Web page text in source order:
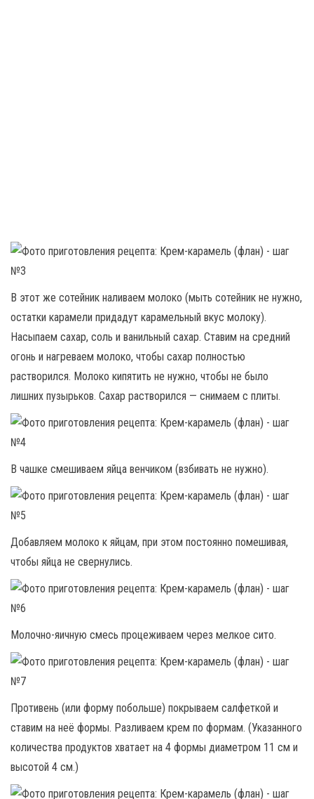
В этот же сотейник наливаем молоко (мыть сотейник не нужно,
остатки карамели придадут карамельный вкус молоку).
Насыпаем сахар, соль и ванильный сахар. Ставим на средний
огонь и нагреваем молоко, чтобы сахар полностью
растворился. Молоко кипятить не нужно, чтобы не было
лишних пузырьков. Сахар растворился — снимаем с плиты.
В чашке смешиваем яйца венчиком (взбивать не нужно).
Добавляем молоко к яйцам, при этом постоянно помешивая,
чтобы яйца не свернулись.
Молочно-яичную смесь процеживаем через мелкое сито.
Противень (или форму побольше) покрываем салфеткой и
ставим на неё формы. Разливаем крем по формам. (Указанного
количества продуктов хватает на 4 формы диаметром 11 см и
высотой 4 см.)